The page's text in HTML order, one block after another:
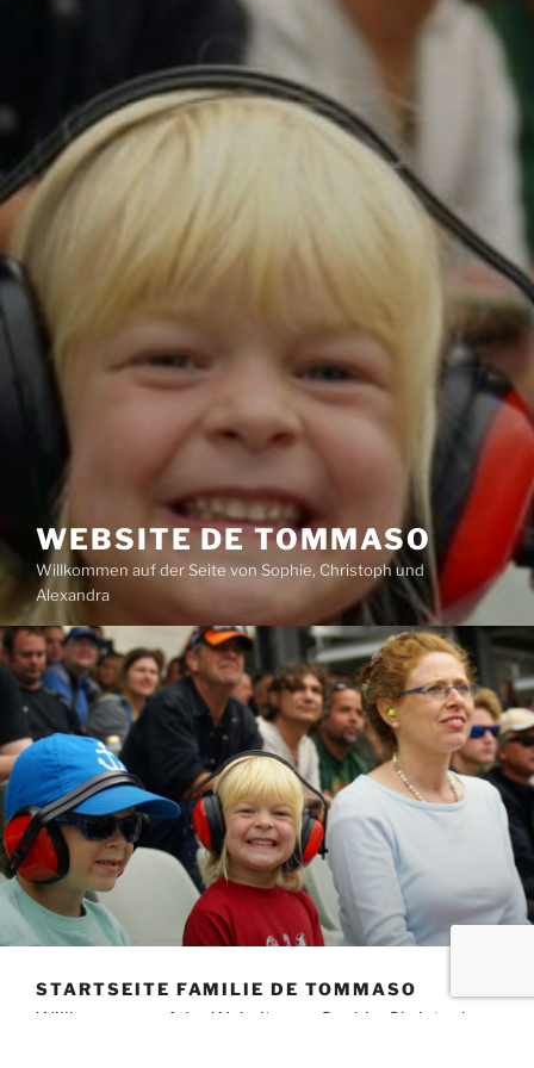
WEBSITE DE TOMMASO
Willkommen auf der Seite von Sophie, Christoph und
Alexandra
STARTSEITE FAMILIE DE TOMMASO
Willkommen auf der Website von Sophie, Christoph